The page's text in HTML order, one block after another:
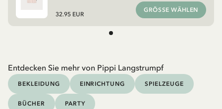
32.95 EUR
GRÖSSE WÄHLEN
Entdecken Sie mehr von Pippi Langstrumpf
BEKLEIDUNG EINRICHTUNG SPIELZEUGE
BÜCHER PARTY